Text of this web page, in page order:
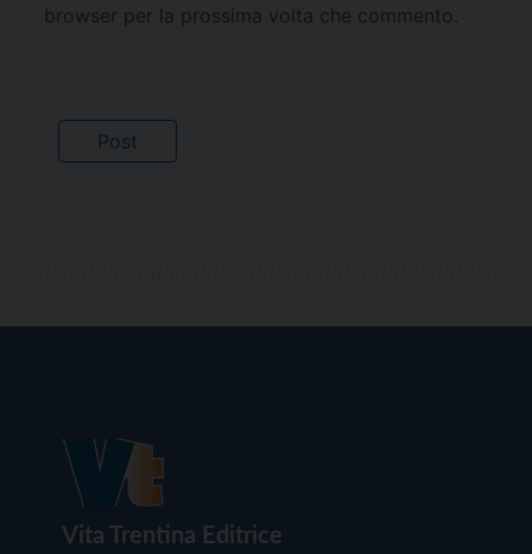
browser per la prossima volta che commento.
Vita Trentina Editrice